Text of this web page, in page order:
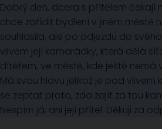
Dobrý den, dcera s přítelem čekají
chce zařídit bydlení v jiném městě
souhlasila, ale po odjezdu do
vlivem její kamarádky, která dělá
dítětem, ve městě, kde ještě nemá
Má svou hlavu jelikož je pod
se zeptat proto, zda zajít za tou
Nespím já, ani její přítel. Děkuji za